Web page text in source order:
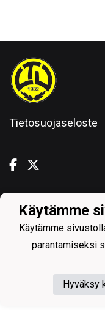
Tietosuojaseloste
Powered by
Käytämme
Käytämme
parantamiseksi
Hyväksy